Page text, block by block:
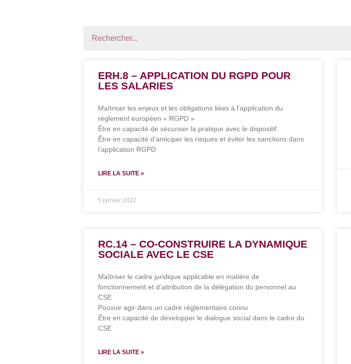
ERH.8 – APPLICATION DU RGPD POUR
LES SALARIES
Maîtriser les enjeux et les obligations liées à l’application du
règlement européen « RGPD »
Être en capacité de sécuriser la pratique avec le dispositif.
Être en capacité d’anticiper les risques et éviter les sanctions dans
l’application RGPD
LIRE LA SUITE »
5 janvier 2022
RC.14 – CO-CONSTRUIRE LA DYNAMIQUE
SOCIALE AVEC LE CSE
Maîtriser le cadre juridique applicable en matière de
fonctionnement et d’attribution de la délégation du personnel au
CSE
Pouvoir agir dans un cadre réglementaire connu
Être en capacité de développer le dialogue social dans le cadre du
CSE
LIRE LA SUITE »